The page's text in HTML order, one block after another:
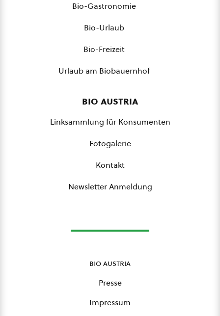
Bio-Gastronomie
Bio-Urlaub
Bio-Freizeit
Urlaub am Biobauernhof
bio austria
Linksammlung für Konsumenten
Fotogalerie
Kontakt
Newsletter Anmeldung
bio austria
Presse
Impressum